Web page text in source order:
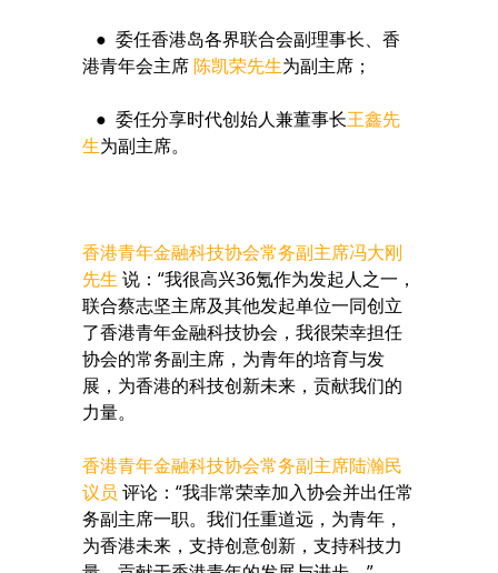
● 委任香港岛各界联合会副理事长、香
港青年会主席陈凯荣先生为副主席；
● 委任分享时代创始人兼董事长王鑫先
生为副主席。
香港青年金融科技协会常务副主席冯大刚
先生说：“我很高兴36氪作为发起人之一，
联合蔡志坚主席及其他发起单位一同创立
了香港青年金融科技协会，我很荣幸担任
协会的常务副主席，为青年的培育与发
展，为香港的科技创新未来，贡献我们的
力量。
香港青年金融科技协会常务副主席陆瀚民
议员 评论：“我非常荣幸加入协会并出任常
务副主席一职。我们任重道远，为青年，
为香港未来，支持创意创新，支持科技力